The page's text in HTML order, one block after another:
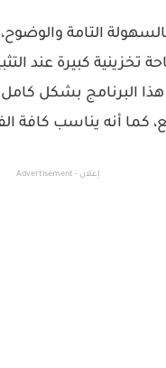
التامة
تخزينية كبيرة عند
هذا البرنامج بشكل
كما أنه يناسب كافة
إعلان - Advertisement